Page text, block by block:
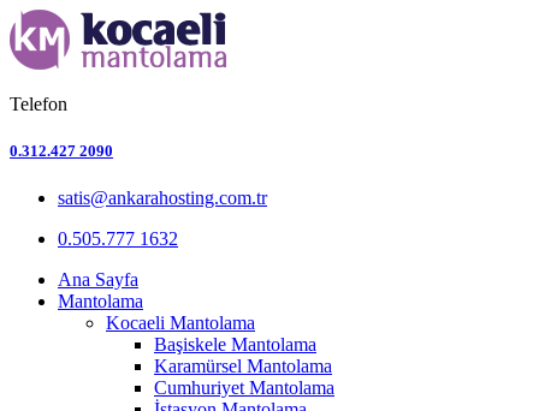
Telefon
0.312.427 2090
satis@ankarahosting.com.tr
0.505.777 1632
Ana Sayfa
Mantolama
Kocaeli Mantolama
Başiskele Mantolama
Karamürsel Mantolama
Cumhuriyet Mantolama